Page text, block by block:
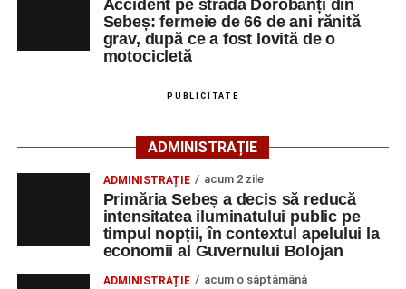
disponibile accesând platforma oficială ANOFM,
AJOFM Alba, apoi secțiunea„Persoane fizice
– Locuri de muncă vacante”
agenția teritorială de care aparține persoana aflată în
Lista publicată de AJOFM Alba include, pe lângă
denumirea posturilor vacante din Săsciori, și datele de
contact ale angajatorilor, precum numere de telefon și
adrese de e-mail, pentru ca persoanele interesate să
poată solicita detalii despre condițiile de angajare,
Accident pe strada Dorobanți din
Sebeș: fermeie de 66 de ani rănită
grav, după ce a fost lovită de o
motocicletă
PUBLICITATE
ADMINISTRAȚIE
ADMINISTRAȚIE acum 2 zile
Primăria Sebeș a decis să reducă
intensitatea iluminatului public pe
timpul nopții, în contextul apelului la
economii al Guvernului Bolojan
ADMINISTRAȚIE acum o săptămână